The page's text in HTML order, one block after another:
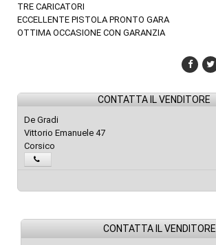
TRE CARICATORI
ECCELLENTE PISTOLA PRONTO GARA
OTTIMA OCCASIONE CON GARANZIA
CONTATTA IL VENDITORE
De Gradi
Vittorio Emanuele 47
Corsico
CONTATTA IL VENDITORE